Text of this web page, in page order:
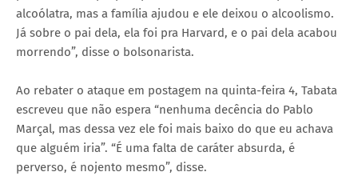
alcoólatra, mas a família ajudou e ele deixou o alcoolismo.
Já sobre o pai dela, ela foi pra Harvard, e o pai dela acabou
morrendo”, disse o bolsonarista.
Ao rebater o ataque em postagem na quinta-feira 4, Tabata
escreveu que não espera “nenhuma decência do Pablo
Marçal, mas dessa vez ele foi mais baixo do que eu achava
que alguém iria”. “É uma falta de caráter absurda, é
perverso, é nojento mesmo”, disse.